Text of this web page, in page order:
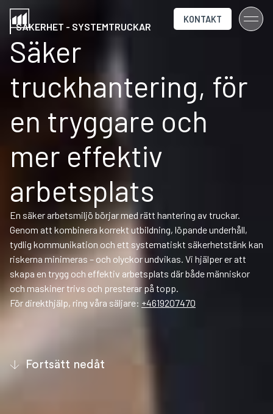
KONTAKT
SÄKERHET - SYSTEMTRUCKAR
Säker
truckhantering, för
en tryggare och
mer effektiv
arbetsplats
En säker arbetsmiljö börjar med rätt hantering av truckar.
Genom att kombinera korrekt utbildning, löpande underhåll,
tydlig kommunikation och ett systematiskt säkerhetstänk kan
riskerna minimeras – och olyckor undvikas. Vi hjälper er att
skapa en trygg och effektiv arbetsplats där både människor
och maskiner trivs och presterar på topp.
För direkthjälp, ring våra säljare: +4619207470
Fortsätt nedåt